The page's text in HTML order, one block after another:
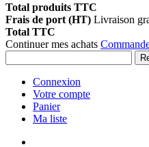
Total produits TTC
Frais de port (HT) Livraison
Total TTC
Continuer mes achats
Connexion
Votre compte
Panier
Ma liste